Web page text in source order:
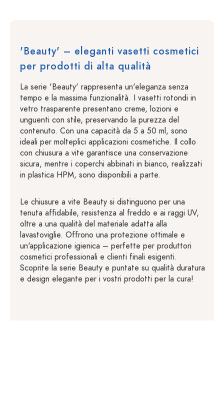
'Beauty' – eleganti vasetti cosmetici
per prodotti di alta qualità
La serie 'Beauty' rappresenta un'eleganza senza
tempo e la massima funzionalità. I vasetti rotondi in
vetro trasparente presentano creme, lozioni e
unguenti con stile, preservando la purezza del
contenuto. Con una capacità da 5 a 50 ml, sono
ideali per molteplici applicazioni cosmetiche. Il collo
con chiusura a vite garantisce una conservazione
sicura, mentre i coperchi abbinati in bianco, realizzati
in plastica HPM, sono disponibili a parte.
Le chiusure a vite Beauty si distinguono per una
tenuta affidabile, resistenza al freddo e ai raggi UV,
oltre a una qualità del materiale adatta alla
lavastoviglie. Offrono una protezione ottimale e
un'applicazione igienica – perfette per produttori
cosmetici professionali e clienti finali esigenti.
Scoprite la serie Beauty e puntate su qualità duratura
e design elegante per i vostri prodotti per la cura!